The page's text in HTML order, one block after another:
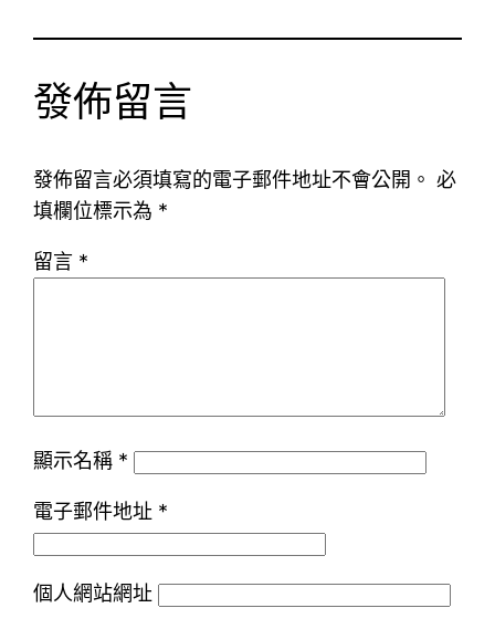
發佈留言
發佈留言必須填寫的電子郵件地址不會公開。 必
填欄位標示為 *
留言 *
顯示名稱 *
電子郵件地址 *
個人網站網址